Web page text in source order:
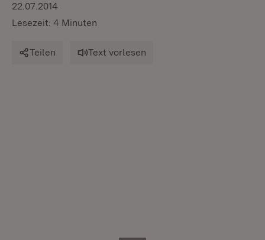
22.07.2014
Lesezeit: 4 Minuten
Teilen Text vorlesen